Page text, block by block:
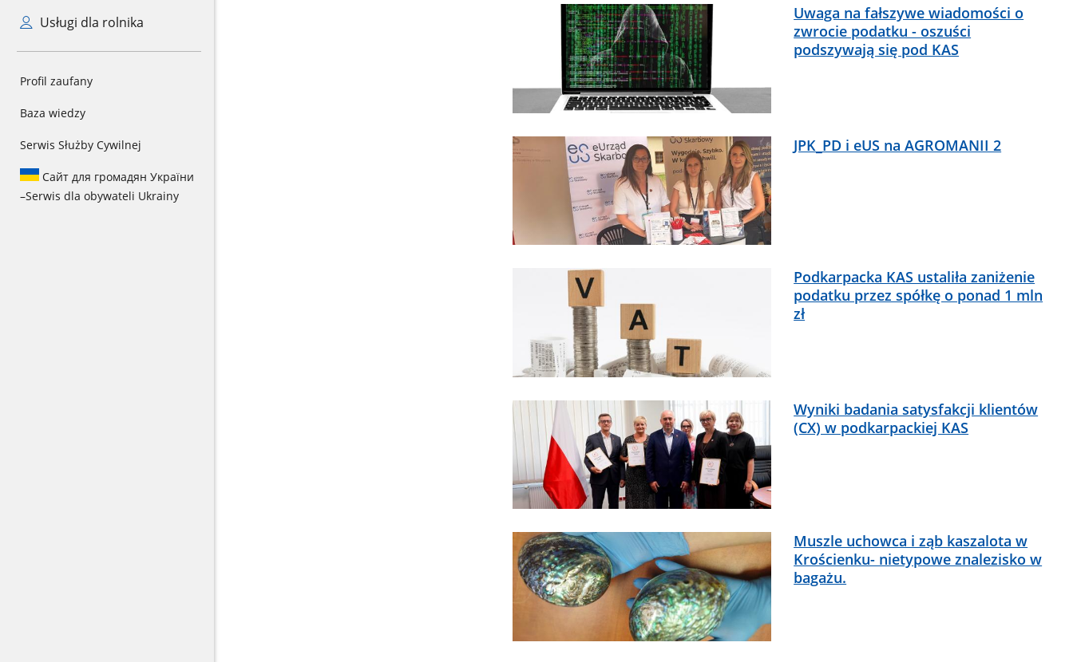
Usługi dla rolnika
Profil zaufany
Baza wiedzy
Serwis Służby Cywilnej
Сайт для громадян України
–Serwis dla obywateli Ukrainy
Uwaga na fałszywe wiadomości o
zwrocie podatku - oszuści
podszywają się pod KAS
JPK_PD i eUS na AGROMANII 2
Podkarpacka KAS ustaliła zaniżenie
podatku przez spółkę o ponad 1 mln
zł
Wyniki badania satysfakcji klientów
(CX) w podkarpackiej KAS
Muszle uchowca i ząb kaszalota w
Krościenku- nietypowe znalezisko w
bagażu.